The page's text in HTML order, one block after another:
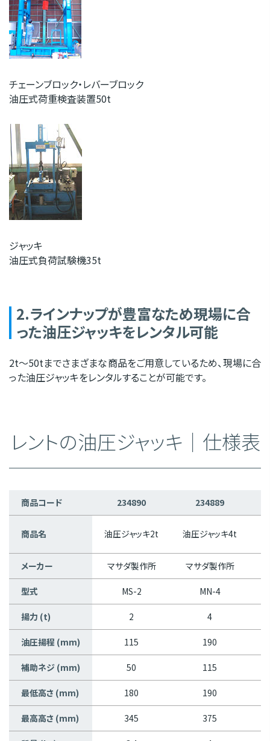
チェーンブロック・レバーブロック
油圧式荷重検査装置50t
ジャッキ
油圧式負荷試験機35t
2.ラインナップが豊富なため現場に合
った油圧ジャッキをレンタル可能
2t～50tまでさまざまな商品をご用意しているため、現場に合
った油圧ジャッキをレンタルすることが可能です。
レントの油圧ジャッキ｜仕様表
商品コード 234890 234889
商品名 油圧ジャッキ2t 油圧ジャッキ4t
メーカー マサダ製作所 マサダ製作所
型式 MS-2 MN-4
揚力 (t) 2 4
油圧揚程 (mm) 115 190
補助ネジ (mm) 50 115
最低高さ (mm) 180 190
最高高さ (mm) 345 375